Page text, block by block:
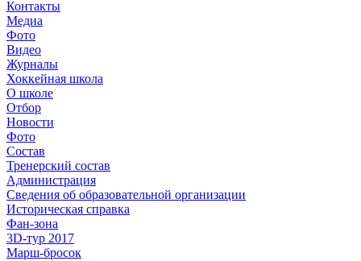
Контакты
Медиа
Фото
Видео
Журналы
Хоккейная школа
О школе
Отбор
Новости
Фото
Состав
Тренерский состав
Администрация
Сведения об образовательной организации
Историческая справка
Фан-зона
3D-тур 2017
Марш-бросок